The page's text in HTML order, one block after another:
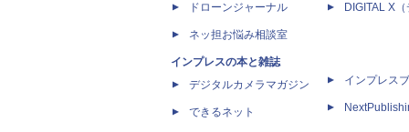
ドローンジャーナル
ネッ担お悩み相談室
インプレスの本と雑誌
デジタルカメラマガジン
できるネット
DIGITAL X
インプレス